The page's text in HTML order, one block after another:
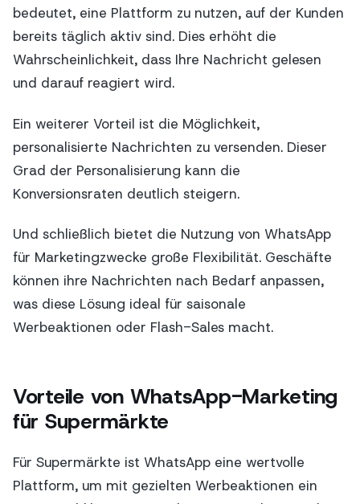
bedeutet, eine Plattform zu nutzen, auf der Kunden
bereits täglich aktiv sind. Dies erhöht die
Wahrscheinlichkeit, dass Ihre Nachricht gelesen
und darauf reagiert wird.
Ein weiterer Vorteil ist die Möglichkeit,
personalisierte Nachrichten zu versenden. Dieser
Grad der Personalisierung kann die
Konversionsraten deutlich steigern.
Und schließlich bietet die Nutzung von WhatsApp
für Marketingzwecke große Flexibilität. Geschäfte
können ihre Nachrichten nach Bedarf anpassen,
was diese Lösung ideal für saisonale
Werbeaktionen oder Flash-Sales macht.
Vorteile von WhatsApp-Marketing
für Supermärkte
Für Supermärkte ist WhatsApp eine wertvolle
Plattform, um mit gezielten Werbeaktionen ein